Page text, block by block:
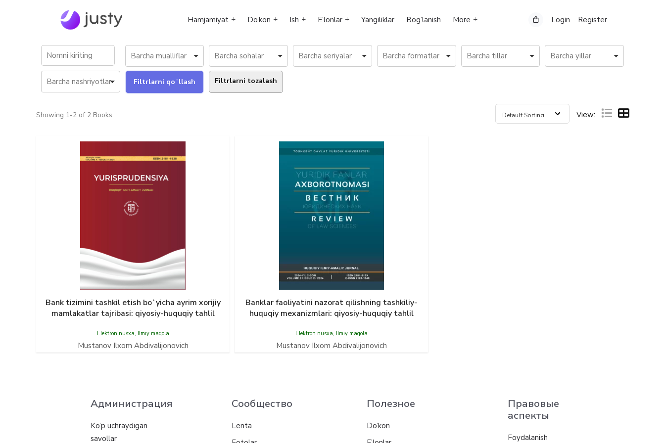
Hamjamiyat Do’kon Ish E’lonlar Yangiliklar Bog’lanish More Login Register
Filtrlarni tozalash
Showing 1-2 of 2 Books View:
Bank tizimini tashkil etish boʻyicha ayrim xorijiy
mamlakatlar tajribasi: qiyosiy-huquqiy tahlil
Elektron nusxa, Ilmiy maqola
Mustanov Ilxom Abdivalijonovich
Banklar faoliyatini nazorat qilishning tashkiliy-
huquqiy mexanizmlari: qiyosiy-huquqiy tahlil
Elektron nusxa, Ilmiy maqola
Mustanov Ilxom Abdivalijonovich
Администрация
Ko’p uchraydigan
savollar
Сообщество
Lenta
Полезное
Do’kon
Правовые
аспекты
Foydalanish